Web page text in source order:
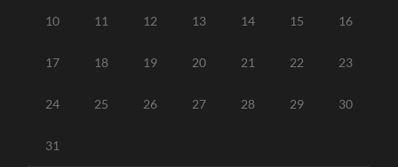
10 11 12 13 14 15 16
17 18 19 20 21 22 23
24 25 26 27 28 29 30
31